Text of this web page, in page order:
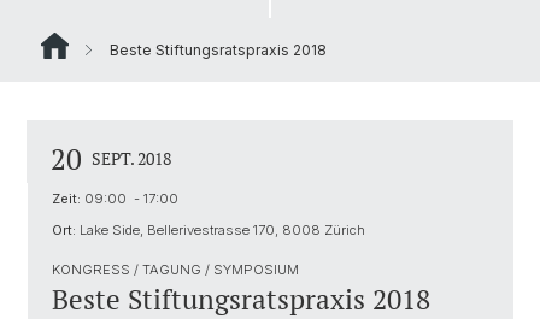
Beste Stiftungsratspraxis 2018
20 SEPT. 2018
Zeit: 09:00 - 17:00
Ort: Lake Side, Bellerivestrasse 170, 8008 Zürich
KONGRESS / TAGUNG / SYMPOSIUM
Beste Stiftungsratspraxis 2018